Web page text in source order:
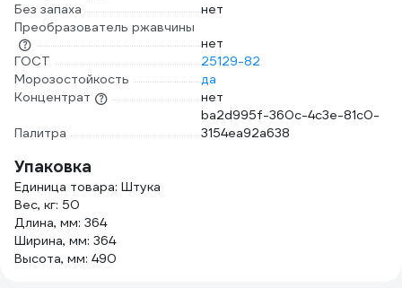
Без запаха
нет
Преобразователь ржавчины
нет
ГОСТ
25129-82
Морозостойкость
да
Концентрат
нет
Палитра
ba2d995f-360c-4c3e-81c0-
3154ea92a638
Упаковка
Единица товара: Штука
Вес, кг: 50
Длина, мм: 364
Ширина, мм: 364
Высота, мм: 490